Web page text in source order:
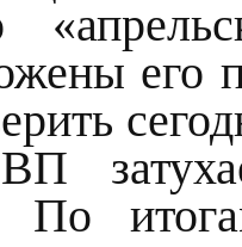
его
По